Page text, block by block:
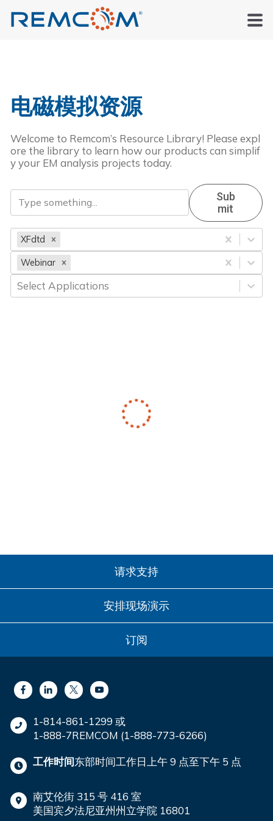
电磁模拟资源
Welcome to Remcom’s Resource Library! Please expl
ore the library to learn how our products can simplif
y your EM analysis projects today.
Sub
Mit
XFdtd
Webinar
Select Applications
请求支持
安排现场演示
订阅
1-814-861-1299 或
1-888-7REMCOM (1-888-773-6266)
工作时间东部时间工作日上午 9 点至下午 5 点
南艾伦街 315 号 416 室
美国宾夕法尼亚州州立学院 16801